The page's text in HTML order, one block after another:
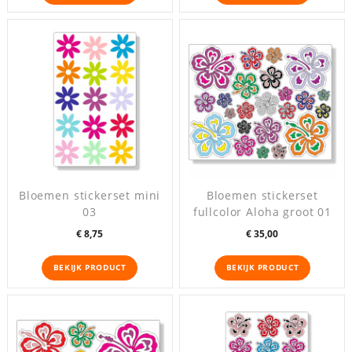
Bloemen stickerset mini
03
Prijs
€ 8,75
BEKIJK PRODUCT
Bloemen stickerset
fullcolor Aloha groot 01
Prijs
€ 35,00
BEKIJK PRODUCT